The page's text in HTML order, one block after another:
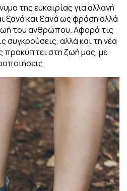
της ευκαιρίας για αλλαγή
ξανά και ξανά ως φράση αλλά
του ανθρώπου. Αφορά τις
συγκρούσεις, αλλά και τη νέα
στη ζωή μας, με